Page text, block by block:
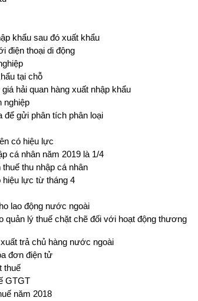
khẩu sau đó xuất khẩu
điện thoại di động
tại chỗ
hải quan hàng xuất nhập khẩu
nghiệp
để gửi phân tích phân loại
có hiệu lực
cá nhân năm 2019 là 1/4
thu nhập cá nhân
hiệu lực từ tháng 4
lao động nước ngoài
lý thuế chặt chẽ đối với hoạt động thương
trả chủ hàng nước ngoài
đơn điện tử
thuế
GTGT
năm 2018